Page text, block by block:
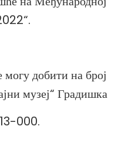
2022“.
добити на број
музеј“ Градишка
000.